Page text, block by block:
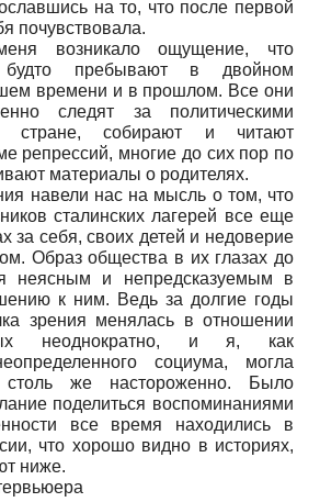
на то, что после первой
почувствовала.
возникало ощущение, что
будто пребывают в двойном
времени и в прошлом. Все они
следят за политическими
стране, собирают и читают
репрессий, многие до сих пор по
материалы о родителях.
навели нас на мысль о том, что
сталинских лагерей все еще
за себя, своих детей и недоверие
Образ общества в их глазах до
неясным и непредсказуемым в
к ним. Ведь за долгие годы
зрения менялась в отношении
неоднократно, и я, как
социума, могла
столь же настороженно. Было
поделиться воспоминаниями
все время находились в
что хорошо видно в историях,
ниже.